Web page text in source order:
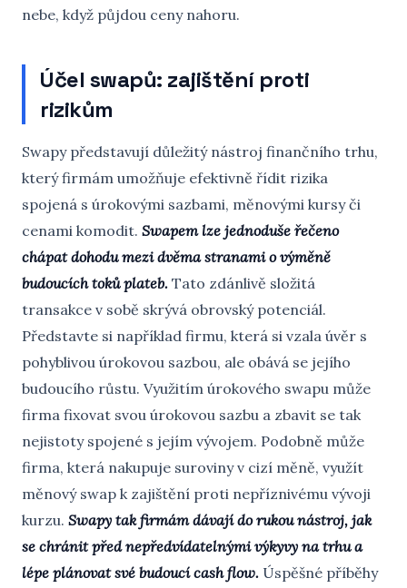
nebe, když půjdou ceny nahoru.
Účel swapů: zajištění proti
rizikům
Swapy představují důležitý nástroj finančního trhu,
který firmám umožňuje efektivně řídit rizika
spojená s úrokovými sazbami, měnovými kursy či
cenami komodit. Swapem lze jednoduše řečeno
chápat dohodu mezi dvěma stranami o výměně
budoucích toků plateb. Tato zdánlivě složitá
transakce v sobě skrývá obrovský potenciál.
Představte si například firmu, která si vzala úvěr s
pohyblivou úrokovou sazbou, ale obává se jejího
budoucího růstu. Využitím úrokového swapu může
firma fixovat svou úrokovou sazbu a zbavit se tak
nejistoty spojené s jejím vývojem. Podobně může
firma, která nakupuje suroviny v cizí měně, využít
měnový swap k zajištění proti nepříznivému vývoji
kurzu. Swapy tak firmám dávají do rukou nástroj, jak
se chránit před nepředvídatelnými výkyvy na trhu a
lépe plánovat své budoucí cash flow. Úspěšné příběhy